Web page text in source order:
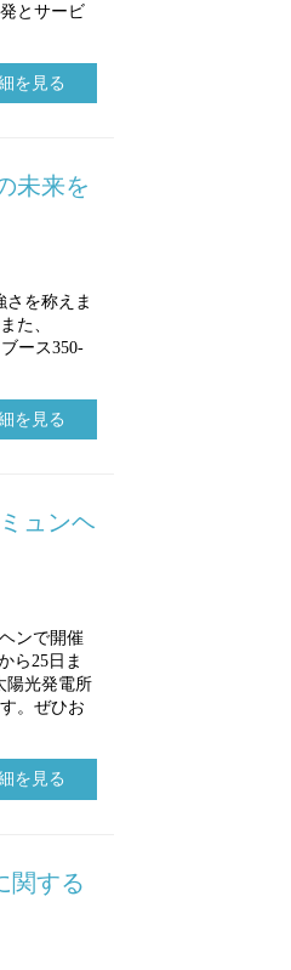
とサービ
を見る
未来を
さを称えま
た、
ース350-
を見る
ュンヘ
ンで開催
ら25日ま
陽光発電所
。ぜひお
を見る
関する